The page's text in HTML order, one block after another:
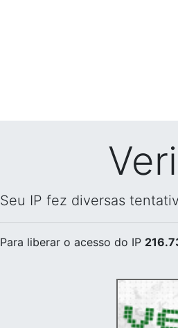
Seu IP fez diversas
Para liberar o acesso do IP